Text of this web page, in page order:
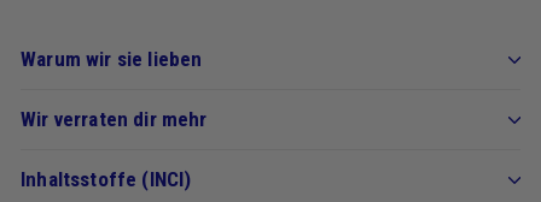
Warum wir sie lieben
Wir verraten dir mehr
Inhaltsstoffe (INCI)